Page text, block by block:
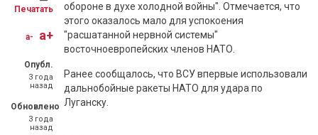
Печатать
a- a+
Опубл.
3 года
назад
Обновлено
3 года
назад
обороне в духе холодной войны". Отмечается, что
этого оказалось мало для успокоения
"расшатанной нервной системы"
восточноевропейских членов НАТО.
Ранее сообщалось, что ВСУ впервые использовали
дальнобойные ракеты НАТО для удара по
Луганску.